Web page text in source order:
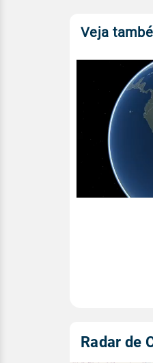
Veja
Radar de